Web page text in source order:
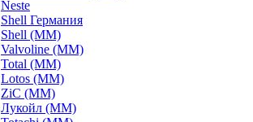
Neste
Shell Германия
Shell (ММ)
Valvoline (ММ)
Total (ММ)
Lotos (ММ)
ZiC (ММ)
Лукойл (ММ)